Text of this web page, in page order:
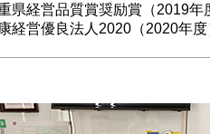
県経営品質賞奨励賞（2019年
経営優良法人2020（2020年度